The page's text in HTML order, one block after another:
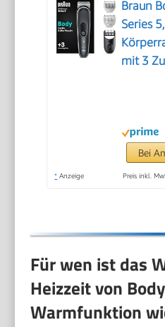
Braun
Series
mit 3
Bei
* Anzeige Preis inkl.
Für wen ist das
Heizzeit von
Warmfunktion